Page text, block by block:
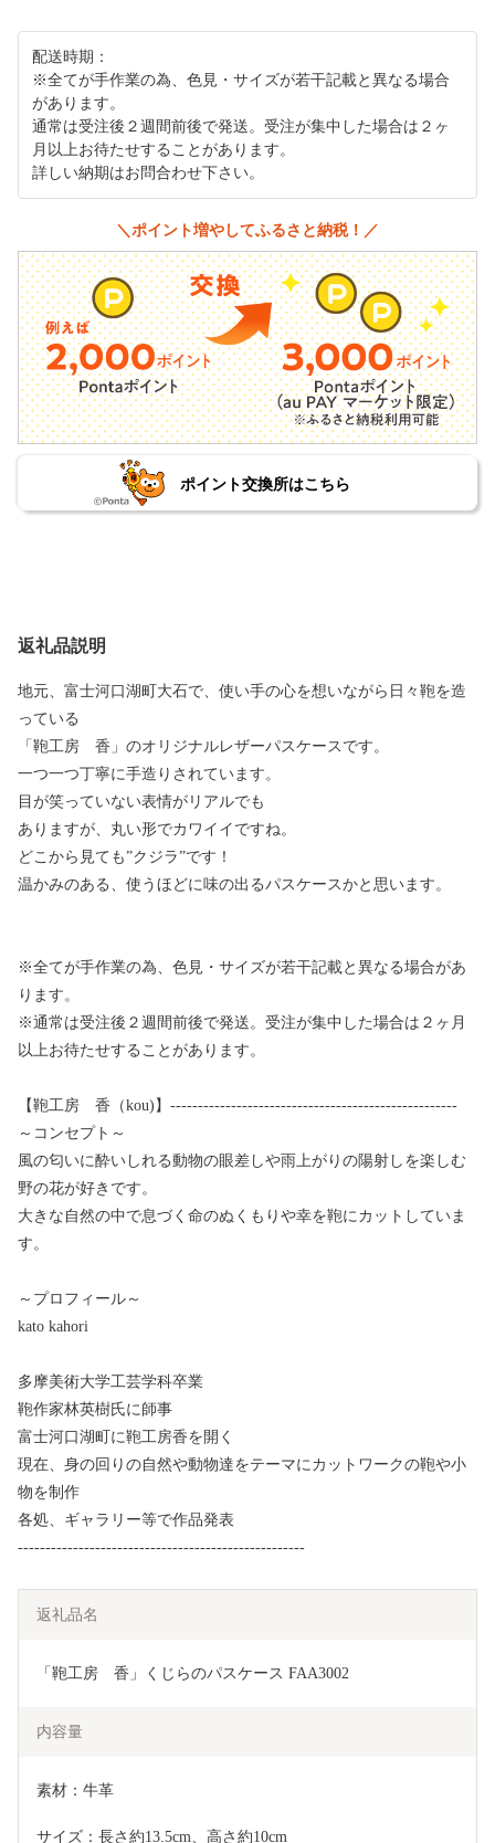
配送時期：
※全てが手作業の為、色見・サイズが若干記載と異なる場合
があります。
通常は受注後２週間前後で発送。受注が集中した場合は２ヶ
月以上お待たせすることがあります。
詳しい納期はお問合わせ下さい。
＼ポイント増やしてふるさと納税！／
ポイント交換所はこちら
返礼品説明
地元、富士河口湖町大石で、使い手の心を想いながら日々鞄を造
っている
「鞄工房 香」のオリジナルレザーパスケースです。
一つ一つ丁寧に手造りされています。
目が笑っていない表情がリアルでも
ありますが、丸い形でカワイイですね。
どこから見ても”クジラ”です！
温かみのある、使うほどに味の出るパスケースかと思います。
※全てが手作業の為、色見・サイズが若干記載と異なる場合があ
ります。
※通常は受注後２週間前後で発送。受注が集中した場合は２ヶ月
以上お待たせすることがあります。
【鞄工房 香（kou)】----------------------------------------------------
～コンセプト～
風の匂いに酔いしれる動物の眼差しや雨上がりの陽射しを楽しむ
野の花が好きです。
大きな自然の中で息づく命のぬくもりや幸を鞄にカットしていま
す。
～プロフィール～
kato kahori
多摩美術大学工芸学科卒業
鞄作家林英樹氏に師事
富士河口湖町に鞄工房香を開く
現在、身の回りの自然や動物達をテーマにカットワークの鞄や小
物を制作
各処、ギャラリー等で作品発表
----------------------------------------------------
返礼品名
「鞄工房　香」くじらのパスケース FAA3002
内容量
素材：牛革
サイズ：長さ約13.5cm、高さ約10cm